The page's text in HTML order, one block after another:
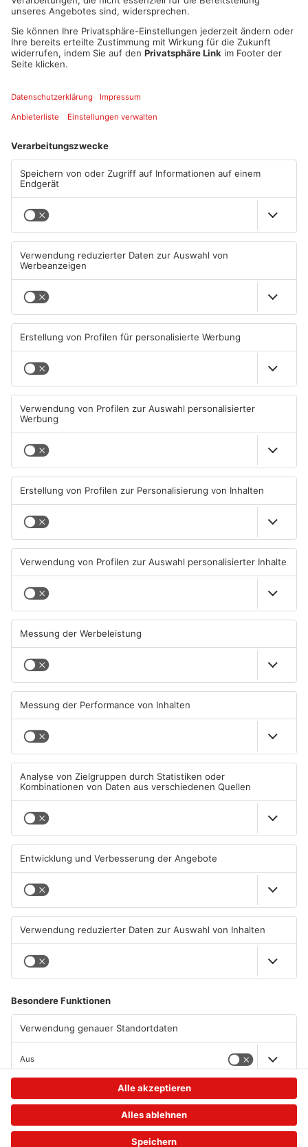
Mehr aus Main-
Kinzig-Kreis
Wohnhausbrand in Maintal:
Zwei Menschen verletzt
06.08.2026, 15:42 UHR IN MAIN-
KINZIG-KREIS
Gute Nachrichten für Pendler
im Main-Kinzig-Kreis und in
Schwimmbad bleibt heute
geschlossen
05.08.2026, 07:31 UHR IN MAIN-
Biebergemünd
02.08.2026, 08:33 UHR IN MAIN-
TOPNEWS
Gleisarbeiten sollen
Feldbrand in Nidderau
ausgelöst haben
31.07.2026, 06:25 UHR IN MAIN-
KINZIG-KREIS
Wo ist Selena Fröhlich aus
Großkrotzenburg?
29.07.2026, 16:32 UHR IN MAIN-
KINZIG-KREIS